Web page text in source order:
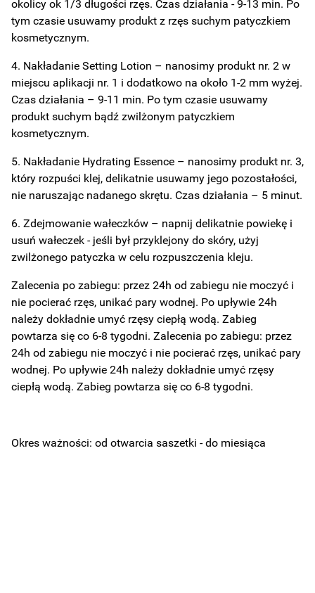
okolicy ok 1/3 długości rzęs. Czas działania - 9-13 min. Po
tym czasie usuwamy produkt z rzęs suchym patyczkiem
kosmetycznym.
4. Nakładanie Setting Lotion – nanosimy produkt nr. 2 w
miejscu aplikacji nr. 1 i dodatkowo na około 1-2 mm wyżej.
Czas działania – 9-11 min. Po tym czasie usuwamy
produkt suchym bądź zwilżonym patyczkiem
kosmetycznym.
5. Nakładanie Hydrating Essence – nanosimy produkt nr. 3,
który rozpuści klej, delikatnie usuwamy jego pozostałości,
nie naruszając nadanego skrętu. Czas działania – 5 minut.
6. Zdejmowanie wałeczków – napnij delikatnie powiekę i
usuń wałeczek - jeśli był przyklejony do skóry, użyj
zwilżonego patyczka w celu rozpuszczenia kleju.
Zalecenia po zabiegu: przez 24h od zabiegu nie moczyć i
nie pocierać rzęs, unikać pary wodnej. Po upływie 24h
należy dokładnie umyć rzęsy ciepłą wodą. Zabieg
powtarza się co 6-8 tygodni. Zalecenia po zabiegu: przez
24h od zabiegu nie moczyć i nie pocierać rzęs, unikać pary
wodnej. Po upływie 24h należy dokładnie umyć rzęsy
ciepłą wodą. Zabieg powtarza się co 6-8 tygodni.
Okres ważności: od otwarcia saszetki - do miesiąca